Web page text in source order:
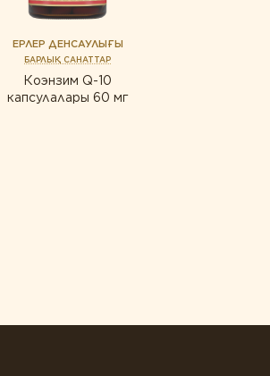
ЕРЛЕР ДЕНСАУЛЫҒЫ
БАРЛЫҚ САНАТТАР
Коэнзим Q-10
капсулалары 60 мг